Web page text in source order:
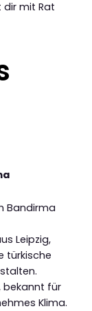
mit Rat
Bandirma
Leipzig,
türkische
bekannt für
Klima.